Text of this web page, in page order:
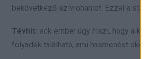
bekövetkező szívrohamot. Ezzel a
Tévhit: sok ember úgy hiszi, hogy a
folyadék található, ami hasmenést okoz és